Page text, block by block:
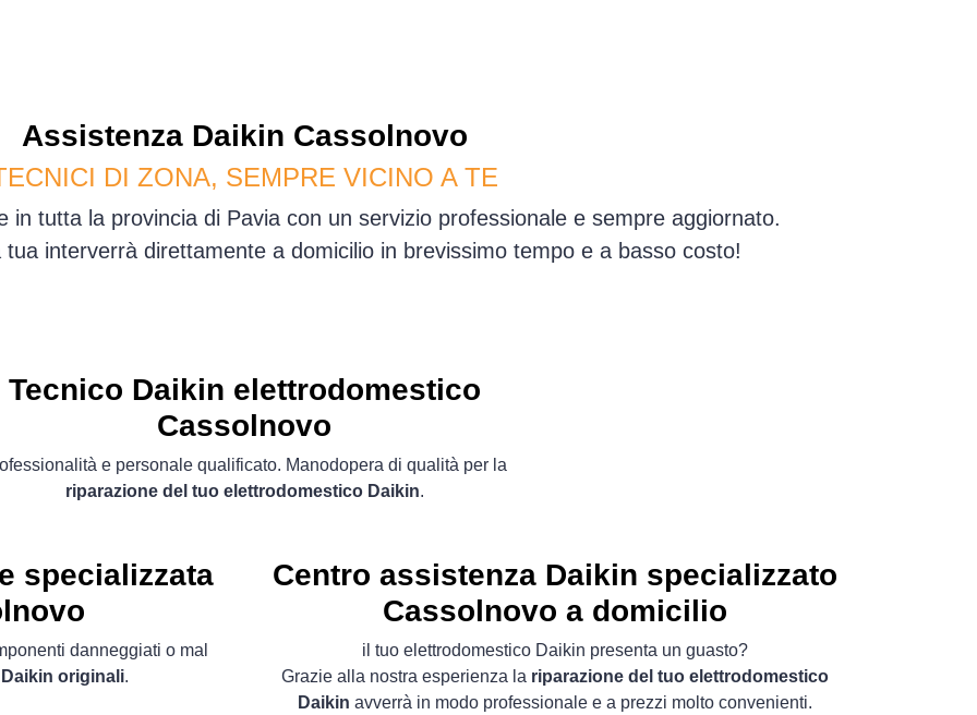
Assistenza Daikin Cassolnovo
DI ZONA, SEMPRE VICINO A TE
in tutta la provincia di Pavia con un servizio professionale e sempre aggiornato.
interverrà direttamente a domicilio in brevissimo tempo e a basso costo!
Tecnico Daikin elettrodomestico
Cassolnovo
e personale qualificato. Manodopera di qualità per la
riparazione del tuo elettrodomestico Daikin.
specializzata
danneggiati o mal
originali.
Centro assistenza Daikin specializzato
Cassolnovo a domicilio
il tuo elettrodomestico Daikin presenta un guasto?
Grazie alla nostra esperienza la riparazione del tuo elettrodomestico
Daikin avverrà in modo professionale e a prezzi molto convenienti.